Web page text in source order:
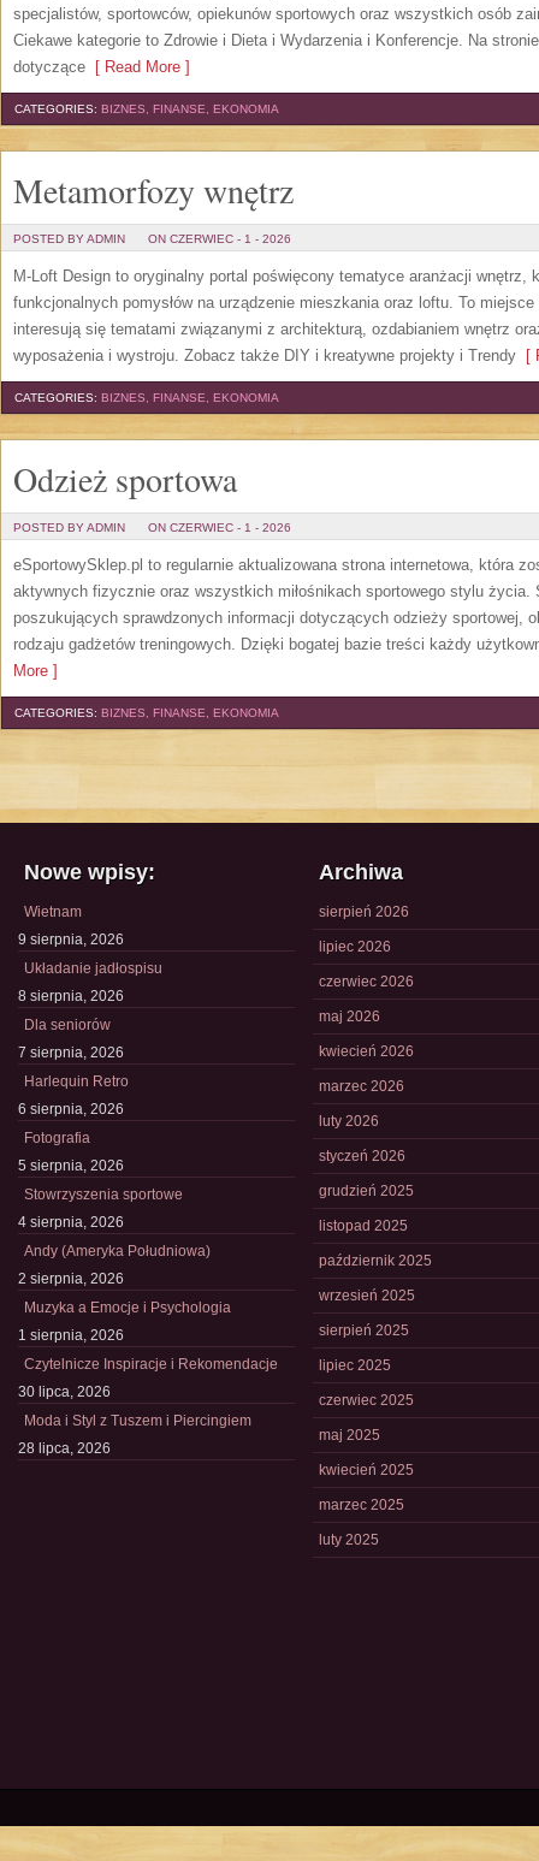
specjalistów, sportowców, opiekunów sportowych oraz wszystkich osób
Ciekawe kategorie to Zdrowie i Dieta i Wydarzenia i Konferencje. Na
dotyczące [ Read More ]
CATEGORIES: BIZNES, FINANSE, EKONOMIA
Metamorfozy wnętrz
POSTED BY ADMIN ON CZERWIEC - 1 - 2026
M-Loft Design to oryginalny portal poświęcony tematyce aranżacji wnętrz,
funkcjonalnych pomysłów na urządzenie mieszkania oraz loftu. To
interesują się tematami związanymi z architekturą, ozdabianiem wnętrz
wyposażenia i wystroju. Zobacz także DIY i kreatywne projekty i Trendy [
CATEGORIES: BIZNES, FINANSE, EKONOMIA
Odzież sportowa
POSTED BY ADMIN ON CZERWIEC - 1 - 2026
eSportowySklep.pl to regularnie aktualizowana strona internetowa, która
aktywnych fizycznie oraz wszystkich miłośnikach sportowego stylu życia.
poszukujących sprawdzonych informacji dotyczących odzieży sportowej,
rodzaju gadżetów treningowych. Dzięki bogatej bazie treści każdy
More ]
CATEGORIES: BIZNES, FINANSE, EKONOMIA
Nowe wpisy:
Wietnam
9 sierpnia, 2026
Układanie jadłospisu
8 sierpnia, 2026
Dla seniorów
7 sierpnia, 2026
Harlequin Retro
6 sierpnia, 2026
Fotografia
5 sierpnia, 2026
Stowrzyszenia sportowe
4 sierpnia, 2026
Andy (Ameryka Południowa)
2 sierpnia, 2026
Muzyka a Emocje i Psychologia
1 sierpnia, 2026
Czytelnicze Inspiracje i Rekomendacje
30 lipca, 2026
Moda i Styl z Tuszem i Piercingiem
28 lipca, 2026
Archiwa
sierpień 2026
lipiec 2026
czerwiec 2026
maj 2026
kwiecień 2026
marzec 2026
luty 2026
styczeń 2026
grudzień 2025
listopad 2025
październik 2025
wrzesień 2025
sierpień 2025
lipiec 2025
czerwiec 2025
maj 2025
kwiecień 2025
marzec 2025
luty 2025